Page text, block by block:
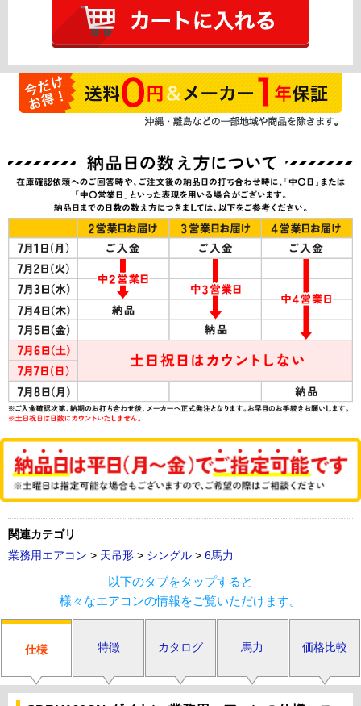
関連カテゴリ
業務用エアコン > 天吊形 > シングル > 6馬力
以下のタブをタップすると
様々なエアコンの情報をご覧いただけます。
仕様 特徴 カタログ 馬力 価格比較